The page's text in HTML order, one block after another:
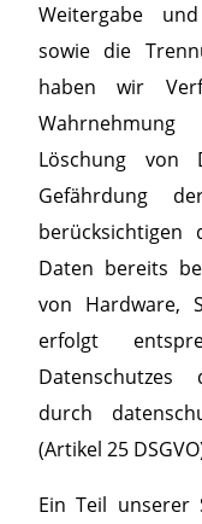
Weitergabe
sowie die
haben wir
Löschung von
Gefährdung
berücksichtigen
Daten bereits
von Hardware,
erfolgt
Datenschutzes
durch
(Artikel 25
Ein Teil unserer